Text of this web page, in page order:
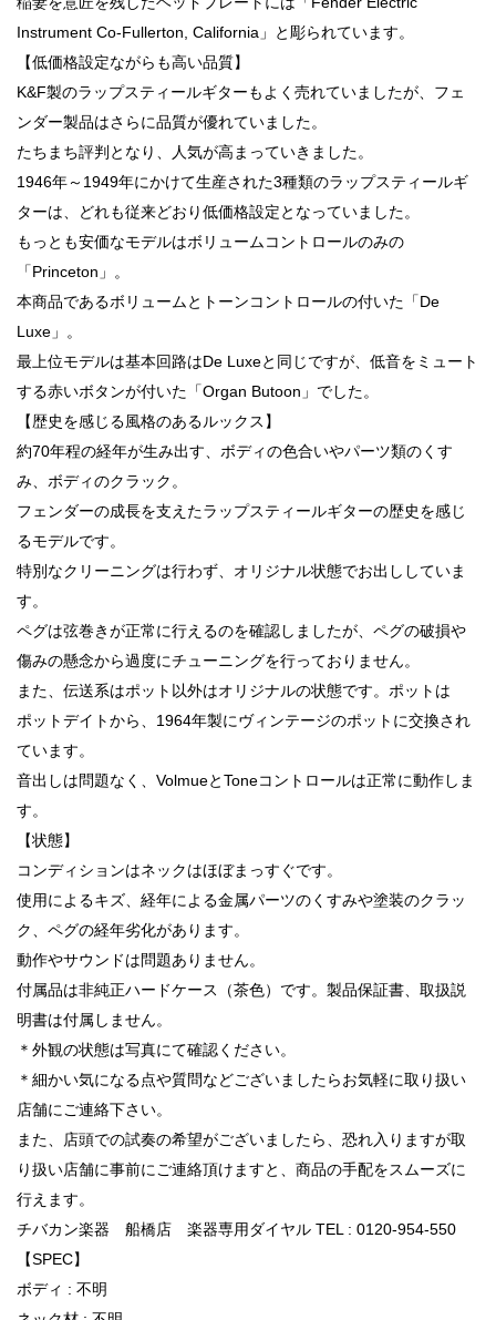
Instrument Co-Fullerton, California」と彫られています。
【低価格設定ながらも高い品質】
K&F製のラップスティールギターもよく売れていましたが、フェ
ンダー製品はさらに品質が優れていました。
たちまち評判となり、人気が高まっていきました。
1946年～1949年にかけて生産された3種類のラップスティールギ
ターは、どれも従来どおり低価格設定となっていました。
もっとも安価なモデルはボリュームコントロールのみの
「Princeton」。
本商品であるボリュームとトーンコントロールの付いた「De
Luxe」。
最上位モデルは基本回路はDe Luxeと同じですが、低音をミュート
する赤いボタンが付いた「Organ Butoon」でした。
【歴史を感じる風格のあるルックス】
約70年程の経年が生み出す、ボディの色合いやパーツ類のくす
み、ボディのクラック。
フェンダーの成長を支えたラップスティールギターの歴史を感じ
るモデルです。
特別なクリーニングは行わず、オリジナル状態でお出ししていま
す。
ペグは弦巻きが正常に行えるのを確認しましたが、ペグの破損や
傷みの懸念から過度にチューニングを行っておりません。
また、伝送系はポット以外はオリジナルの状態です。ポットは
ポットデイトから、1964年製にヴィンテージのポットに交換され
ています。
音出しは問題なく、VolmueとToneコントロールは正常に動作しま
す。
【状態】
コンディションはネックはほぼまっすぐです。
使用によるキズ、経年による金属パーツのくすみや塗装のクラッ
ク、ペグの経年劣化があります。
動作やサウンドは問題ありません。
付属品は非純正ハードケース（茶色）です。製品保証書、取扱説
明書は付属しません。
＊外観の状態は写真にて確認ください。
＊細かい気になる点や質問などございましたらお気軽に取り扱い
店舗にご連絡下さい。
また、店頭での試奏の希望がございましたら、恐れ入りますが取
り扱い店舗に事前にご連絡頂けますと、商品の手配をスムーズに
行えます。
チバカン楽器 船橋店 楽器専用ダイヤル TEL : 0120-954-550
【SPEC】
ボディ : 不明